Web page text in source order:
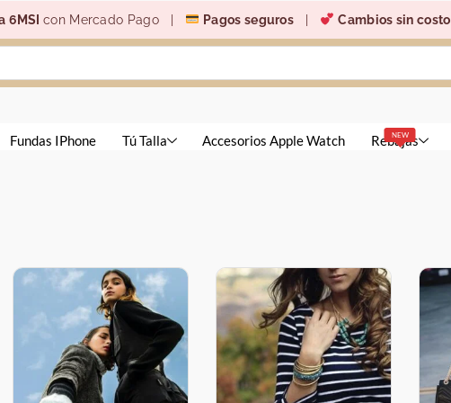
6MSIcon Mercado Pago | Pagos seguros Cambios sin costo
Fundas IPhone Tú Talla Accesorios Apple Watch NEW
Rebajas